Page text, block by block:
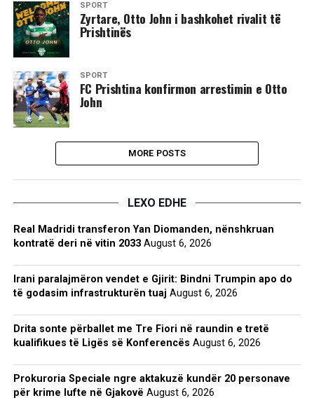
SPORT
​Zyrtare, Otto John i bashkohet rivalit të
Prishtinës
SPORT
FC Prishtina konfirmon arrestimin e Otto
John
MORE POSTS
LEXO EDHE
Real Madridi transferon Yan Diomanden, nënshkruan
kontratë deri në vitin 2033 August 6, 2026
Irani paralajmëron vendet e Gjirit: Bindni Trumpin apo do
të godasim infrastrukturën tuaj August 6, 2026
Drita sonte përballet me Tre Fiori në raundin e tretë
kualifikues të Ligës së Konferencës August 6, 2026
Prokuroria Speciale ngre aktakuzë kundër 20 personave
për krime lufte në Gjakovë August 6, 2026